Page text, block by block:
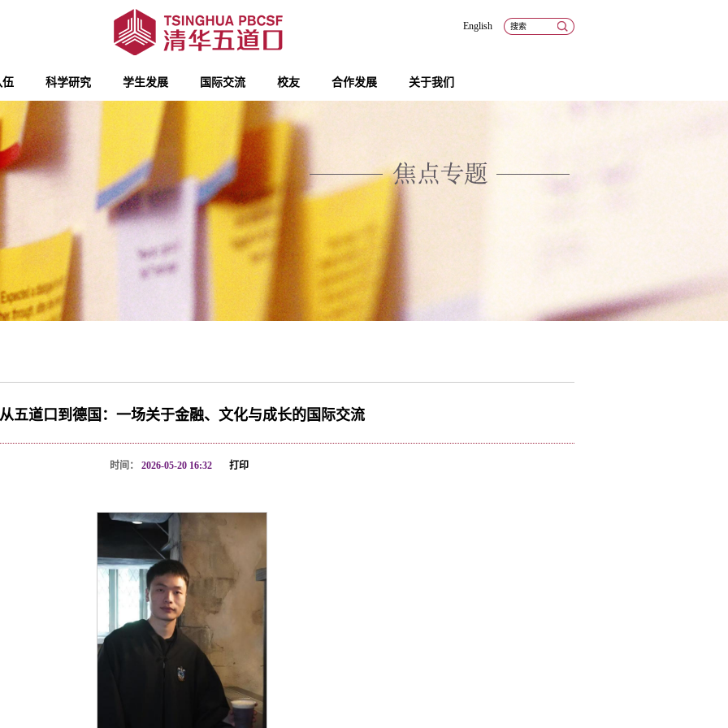
伍 科学研究 学生发展 国际交流 校友 合作发展 关于我们
English
从五道口到德国：一场关于金融、文化与成长的国际交流
时间： 2026-05-20 16:32 打印